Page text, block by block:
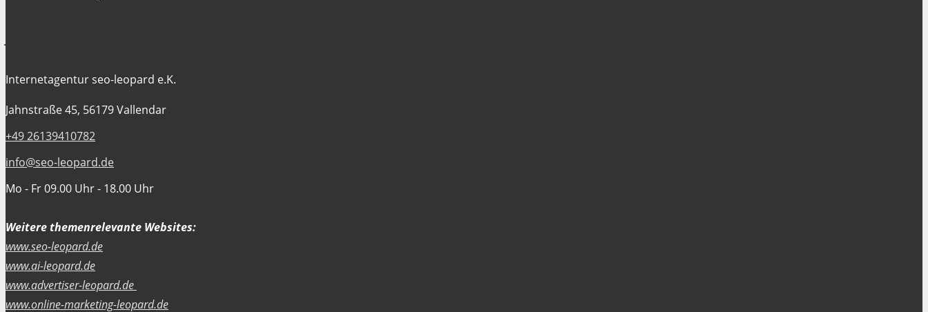
Internetagentur seo-leopard e.K.
Jahnstraße 45, 56179 Vallendar
+49 26139410782
info@seo-leopard.de
Mo - Fr 09.00 Uhr - 18.00 Uhr
Weitere themenrelevante Websites:
www.seo-leopard.de
www.ai-leopard.de
www.advertiser-leopard.de
www.online-marketing-leopard.de